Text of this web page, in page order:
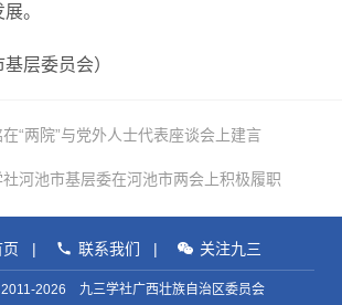
。
层委员会）
“两院”与党外人士代表座谈会上建言
社河池市基层委在河池市两会上积极履职
| 联系我们 | 关注九三
2026 九三学社广西壮族自治区委员会